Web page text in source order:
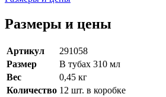
Размеры и цены
Артикул
291058
Размер
В тубах 310 мл
Вес
0,45 кг
Количество 12 шт. в коробке